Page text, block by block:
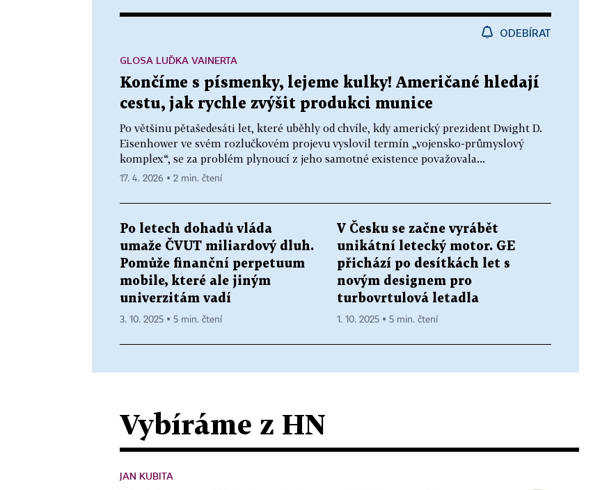
ODEBÍRAT
Končíme s písmenky, lejeme kulky! Američané hledají
cestu, jak rychle zvýšit produkci munice
Po většinu pětašedesáti let, které uběhly od chvíle, kdy americký prezident Dwight D.
Eisenhower ve svém rozlučkovém projevu vyslovil termín „vojensko-průmyslový
komplex“, se za problém plynoucí z jeho samotné existence považovala...
GLOSA LUĎKA VAINERTA
17. 4. 2026 ▪ 2 min. čtení
Po letech dohadů vláda
umaže ČVUT miliardový dluh.
Pomůže finanční perpetuum
mobile, které ale jiným
univerzitám vadí
3. 10. 2025 ▪ 5 min. čtení
V Česku se začne vyrábět
unikátní letecký motor. GE
přichází po desítkách let s
novým designem pro
turbovrtulová letadla
1. 10. 2025 ▪ 5 min. čtení
Vybíráme z HN
JAN KUBITA